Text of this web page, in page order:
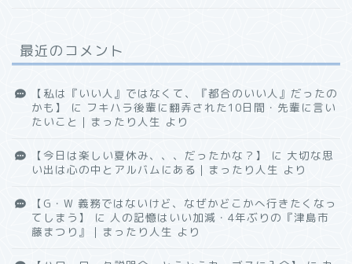
最近のコメント
【私は『いい人』ではなくて、『都合のいい人』だったの
かも】
に フキハラ後輩に翻弄された10日間・先輩に言い
たいこと｜まったり人生 より
【今日は楽しい夏休み、、、だったかな？】 に 大切な思
い出は心の中とアルバムにある｜まったり人生 より
【G・W 義務ではないけど、なぜかどこかへ行きたくなっ
てしまう】
に 人の記憶はいい加減・4年ぶりの『津島市
藤まつり』｜まったり人生 より